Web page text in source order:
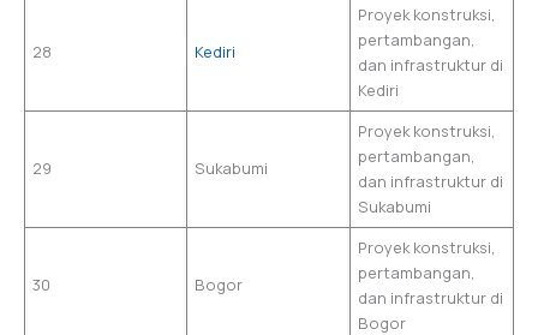
28 Kediri
Proyek konstruksi,
pertambangan,
dan infrastruktur di
Kediri
29 Sukabumi
Proyek konstruksi,
pertambangan,
dan infrastruktur di
Sukabumi
30 Bogor
Proyek konstruksi,
pertambangan,
dan infrastruktur di
Bogor